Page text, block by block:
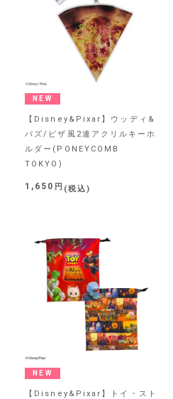
NEW
【Disney&Pixar】ウッディ&
バズ/ピザ風2連アクリルキーホ
ルダー(PONEYCOMB
TOKYO)
1,650 税込
NEW
【Disney&Pixar】トイ・スト